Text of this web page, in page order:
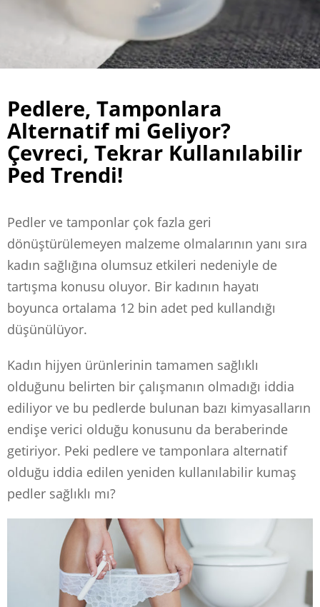
Pedlere, Tamponlara
Alternatif mi Geliyor?
Çevreci, Tekrar Kullanılabilir
Ped Trendi!
Pedler ve tamponlar çok fazla geri
dönüştürülemeyen malzeme olmalarının yanı sıra
kadın sağlığına olumsuz etkileri nedeniyle de
tartışma konusu oluyor. Bir kadının hayatı
boyunca ortalama 12 bin adet ped kullandığı
düşünülüyor.
Kadın hijyen ürünlerinin tamamen sağlıklı
olduğunu belirten bir çalışmanın olmadığı iddia
ediliyor ve bu pedlerde bulunan bazı kimyasalların
endişe verici olduğu konusunu da beraberinde
getiriyor. Peki pedlere ve tamponlara alternatif
olduğu iddia edilen yeniden kullanılabilir kumaş
pedler sağlıklı mı?